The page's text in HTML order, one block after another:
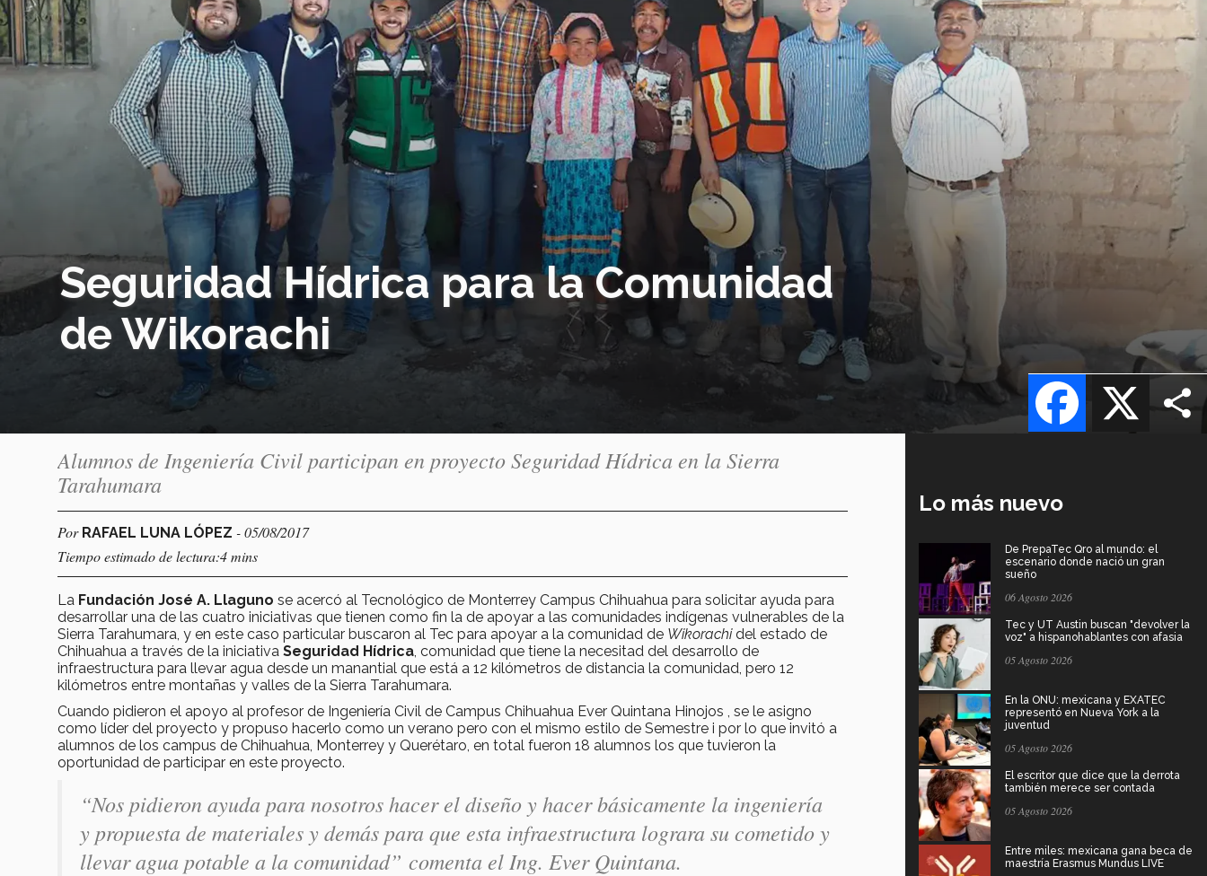
Seguridad Hídrica para la Comunidad
de Wikorachi
X
Facebook
Alumnos de Ingeniería Civil participan en proyecto Seguridad Hídrica en la Sierra
Tarahumara
Por RAFAEL LUNA LÓPEZ - 05/08/2017
Tiempo estimado de lectura:4 mins
La Fundación José A. Llaguno se acercó al Tecnológico de Monterrey Campus Chihuahua para solicitar ayuda para
desarrollar una de las cuatro iniciativas que tienen como fin la de apoyar a las comunidades indígenas vulnerables de la
Sierra Tarahumara, y en este caso particular buscaron al Tec para apoyar a la comunidad de Wikorachidel estado de
Chihuahua a través de la iniciativa Seguridad Hídrica , comunidad que tiene la necesitad del desarrollo de
infraestructura para llevar agua desde un manantial que está a 12 kilómetros de distancia la comunidad, pero 12
kilómetros entre montañas y valles de la Sierra Tarahumara.
Cuando pidieron el apoyo al profesor de Ingeniería Civil de Campus Chihuahua Ever Quintana Hinojos , se le asigno
como líder del proyecto y propuso hacerlo como un verano pero con el mismo estilo de Semestre i por lo que invitó a
alumnos de los campus de Chihuahua, Monterrey y Querétaro, en total fueron 18 alumnos los que tuvieron la
oportunidad de participar en este proyecto.
“Nos pidieron ayuda para nosotros hacer el diseño y hacer básicamente la ingeniería
y propuesta de materiales y demás para que esta infraestructura lograra su cometido y
llevar agua potable a la comunidad” comenta el Ing. Ever Quintana.
Lo más nuevo
De PrepaTec Qro al mundo: el
escenario donde nació un gran
sueño
06 Agosto 2026
Tec y UT Austin buscan "devolver la
voz" a hispanohablantes con afasia
05 Agosto 2026
En la ONU: mexicana y EXATEC
representó en Nueva York a la
juventud
05 Agosto 2026
El escritor que dice que la derrota
también merece ser contada
05 Agosto 2026
Entre miles: mexicana gana beca de
maestría Erasmus Mundus LIVE